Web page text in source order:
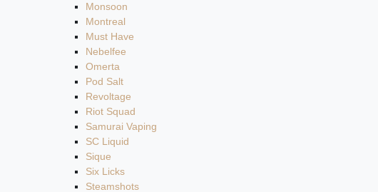
Monsoon
Montreal
Must Have
Nebelfee
Omerta
Pod Salt
Revoltage
Riot Squad
Samurai Vaping
SC Liquid
Sique
Six Licks
Steamshots